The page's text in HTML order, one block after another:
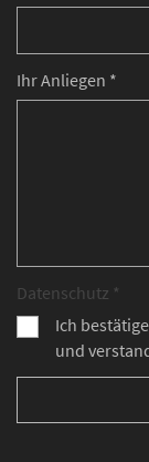
Ihr Anliegen *
Datenschutz *
Ich
und